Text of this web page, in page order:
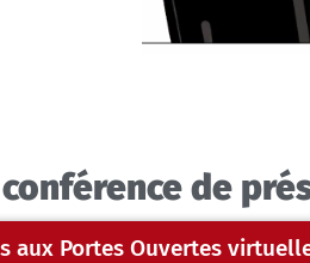
de
aux Portes Ouvertes